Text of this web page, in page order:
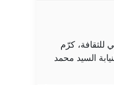
للثقافة، كرّم
السيد محمد